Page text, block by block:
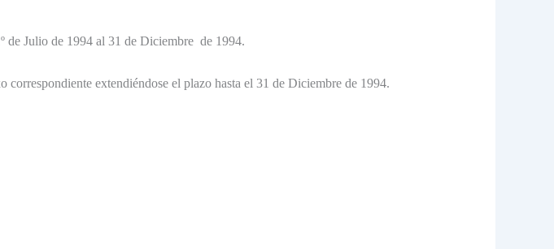
de Julio de 1994 al 31 de Diciembre de 1994.
correspondiente extendiéndose el plazo hasta el 31 de Diciembre de 1994.